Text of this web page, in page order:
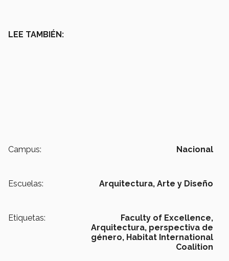
LEE TAMBIÉN:
Campus: Nacional
Escuelas: Arquitectura, Arte y Diseño
Etiquetas:
Faculty of Excellence,
Arquitectura, perspectiva de
género, Habitat International
Coalition